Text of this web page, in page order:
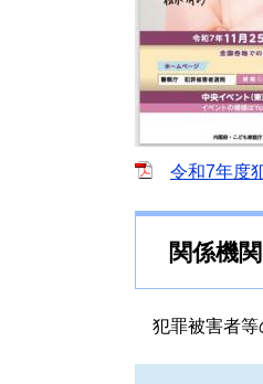
令和7年度
関係機
犯罪被害者等